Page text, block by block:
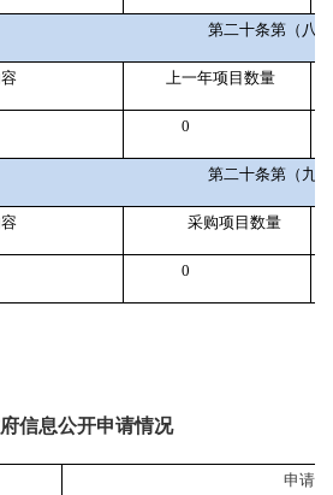
第二十条第（八
上一年项目数量
0
第二十条第（九
采购项目数量
0
信息公开申请情况
申请